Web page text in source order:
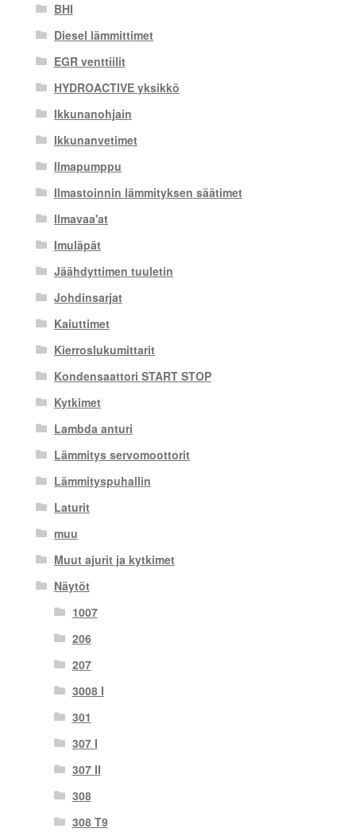
BHI
Diesel lämmittimet
EGR venttiilit
HYDROACTIVE yksikkö
Ikkunanohjain
Ikkunanvetimet
Ilmapumppu
Ilmastoinnin lämmityksen säätimet
Ilmavaa'at
Imuläpät
Jäähdyttimen tuuletin
Johdinsarjat
Kaiuttimet
Kierroslukumittarit
Kondensaattori START STOP
Kytkimet
Lambda anturi
Lämmitys servomoottorit
Lämmityspuhallin
Laturit
muu
Muut ajurit ja kytkimet
Näytöt
1007
206
207
3008 I
301
307 I
307 II
308
308 T9